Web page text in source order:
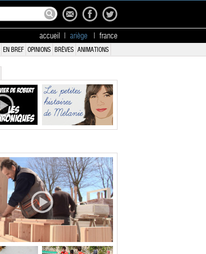
accueil ariège france
EN BREF OPINIONS BRÈVES ANIMATIONS